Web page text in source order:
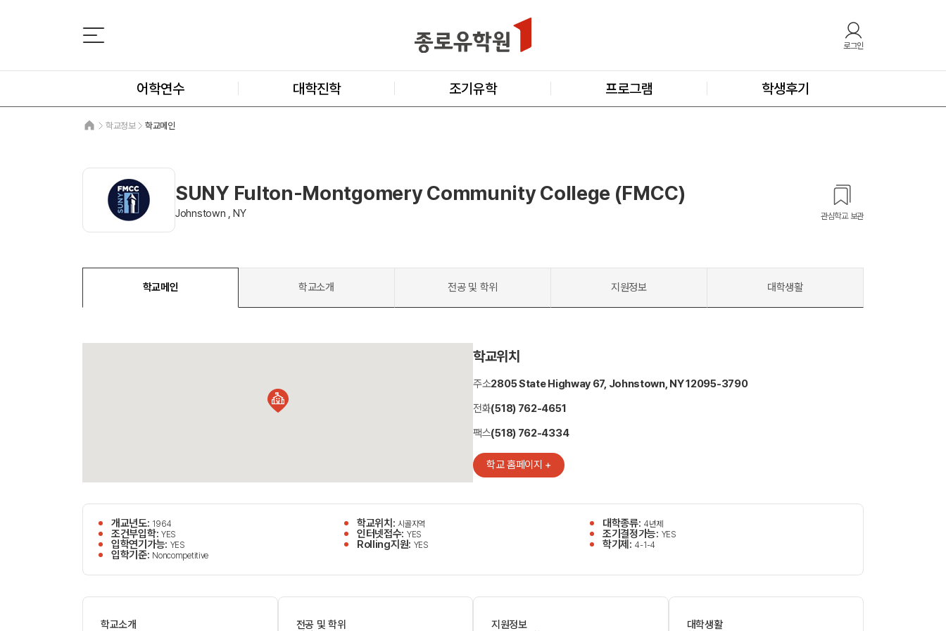
로그인
어학연수 대학진학 조기유학 프로그램 학생후기
학교정보 학교메인
SUNY Fulton-Montgomery Community College (FMCC)
Johnstown , NY 관심학교 보관
학교메인 학교소개 전공 및 학위 지원정보 대학생활
학교위치
주소2805 State Highway 67, Johnstown, NY 12095-3790
전화(518) 762-4651
팩스(518) 762-4334
학교 홈페이지 +
개교년도: 1964 학교위치:시골지역 대학종류: 4년제
조건부입학: YES 인터넷접수: YES 조기결정가능: YES
입학연기가능: YES Rolling지원: YES 학기제: 4-1-4
입학기준: Noncompetitive
학교소개
전공 및 학위
지원정보
대학생활